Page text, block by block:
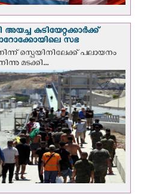
കുടിയേറ്റക്കാര്‍ക്ക്
സഭ
സ്പെയിനിലേക്ക് പലായനം
മടക്കി...